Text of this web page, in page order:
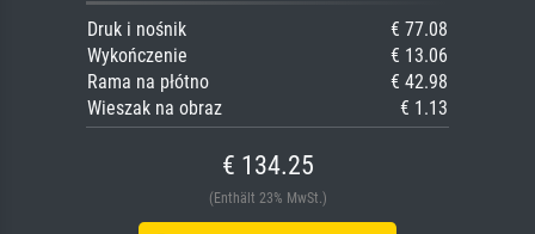
Druk i nośnik
€ 77.08
Wykończenie
€ 13.06
Rama na płótno
€ 42.98
Wieszak na obraz
€ 1.13
€ 134.25
(Enthält 23% MwSt.)